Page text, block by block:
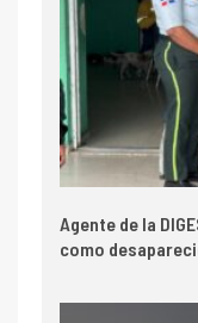
Agente de la
como